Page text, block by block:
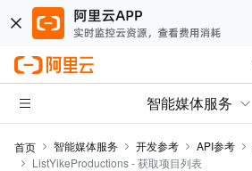
智能媒体服务
首页 智能媒体服务 开发参考 API参考
ListYikeProductions - 获取项目列表